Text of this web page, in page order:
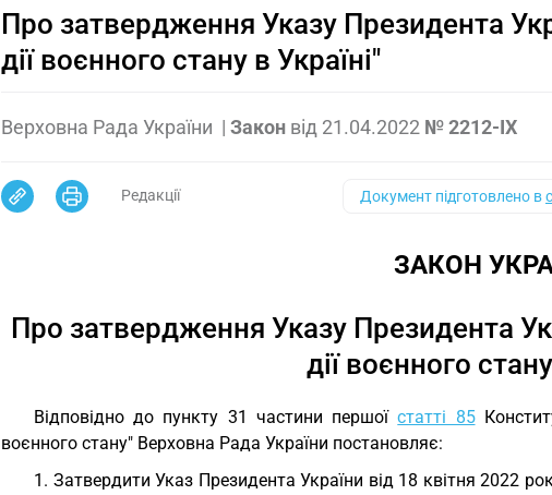
Про затвердження Указу Президента
дії воєнного стану в Україні"
Верховна Рада України | Закон від 21.04.2022 № 2212-IX
Редакції Документ підготовлено в
ЗАКОН
Про затвердження Указу Президента
дії воєнного
Відповідно до пункту 31 частини першоїстатті 85
воєнного стану" Верховна Рада України постановляє:
1. Затвердити Указ Президента України від 18 квітня 2022